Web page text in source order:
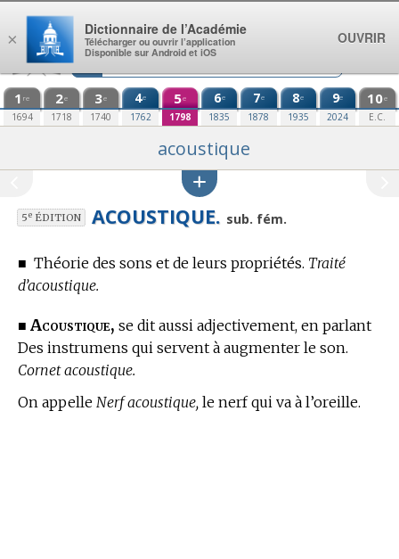
Aller au contenu
1 re
1694
2e
1718
3e
1740
4e
1762
5e
1798
6e
1835
7e
1878
8e
1935
9e
2024
10e
E.C.
acoustique
5eÉDITION ACOUSTIQUE. sub. fém.
■ Théorie des sons et de leurs propriétés. Traité
d’acoustique.
■ Acoustique, se dit aussi adjectivement, en parlant
Des instrumens qui servent à augmenter le son.
Cornet acoustique.
On appelle Nerf acoustique, le nerf qui va à l’oreille.
×
Dictionnaire de l’Académie
Télécharger ou ouvrir l’application
Disponible sur Android et iOS
OUVRIR